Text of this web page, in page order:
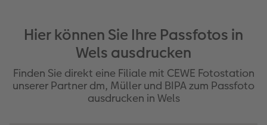
Hier können Sie Ihre Passfotos in
Wels ausdrucken
Finden Sie direkt eine Filiale mit CEWE Fotostation
unserer Partner dm, Müller und BIPA zum Passfoto
ausdrucken in Wels